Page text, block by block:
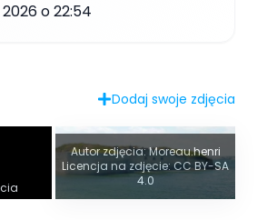
o 22:54
Dodaj swoje zdjęcia
Autor zdjęcia: Moreau.henri
Licencja na zdjęcie: CC BY-SA
4.0